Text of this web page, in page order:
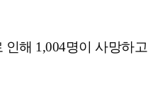
해 1,004명이 사망하고